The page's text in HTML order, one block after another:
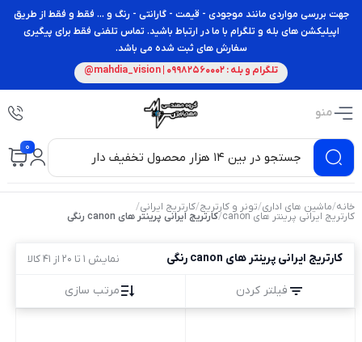
جهت بررسی مواردی مانند موجودی - قیمت - گارانتی - رنگ و ... فقط و فقط از طریق
اپیلیکشن های بله و تلگرام با ما در ارتباط باشید. تماس تلفنی فقط برای پیگیری
سفارش های ثبت شده می باشد.
تلگرام و بله : 09982560002 | mahdia_vision@
منو
0
خانه/ماشین های اداری/تونر و کارتریج/کارتریج ایرانی/
کارتریج ایرانی پرینتر های canon /کارتریج ایرانی پرینتر های canon رنگی
کارتریج ایرانی پرینتر های canon رنگی نمایش 1 تا 20 از 41 کالا
فیلتر کردن مرتب سازی